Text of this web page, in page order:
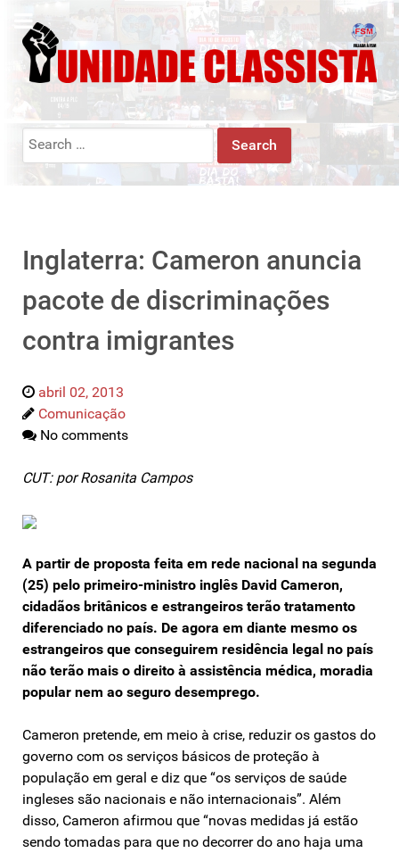
Search
Inglaterra: Cameron anuncia
pacote de discriminações
contra imigrantes
abril 02, 2013
Comunicação
No comments
CUT: por Rosanita Campos
A partir de proposta feita em rede nacional na segunda
(25) pelo primeiro-ministro inglês David Cameron,
cidadãos britânicos e estrangeiros terão tratamento
diferenciado no país. De agora em diante mesmo os
estrangeiros que conseguirem residência legal no país
não terão mais o direito à assistência médica, moradia
popular nem ao seguro desemprego.
Cameron pretende, em meio à crise, reduzir os gastos do
governo com os serviços básicos de proteção à
população em geral e diz que “os serviços de saúde
ingleses são nacionais e não internacionais”. Além
disso, Cameron afirmou que “novas medidas já estão
sendo tomadas para que no decorrer do ano haja uma